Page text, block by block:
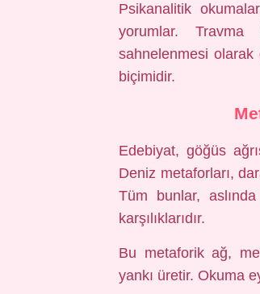
Psikanalitik
yorumlar. Travma
sahnelenmesi olarak
biçimidir.
Edebiyat, göğüs
Deniz metaforları,
Tüm bunlar,
karşılıklarıdır.
Bu metaforik ağ,
yankı üretir. Okuma